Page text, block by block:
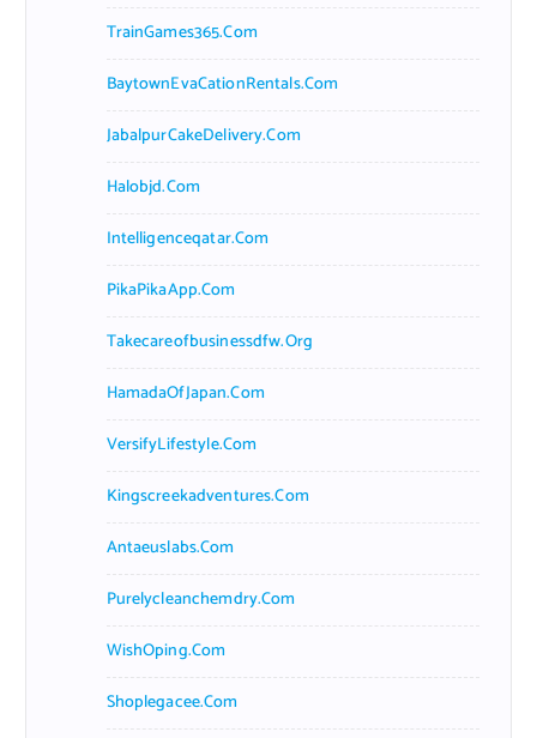
TrainGames365.com
BaytownEvaCationRentals.com
JabalpurCakeDelivery.com
Halobjd.com
Intelligenceqatar.com
PikaPikaApp.com
Takecareofbusinessdfw.org
HamadaOfJapan.com
VersifyLifestyle.com
Kingscreekadventures.com
Antaeuslabs.com
Purelycleanchemdry.com
WishOping.com
Shoplegacee.com